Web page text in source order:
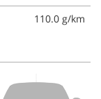
110.0 g/km